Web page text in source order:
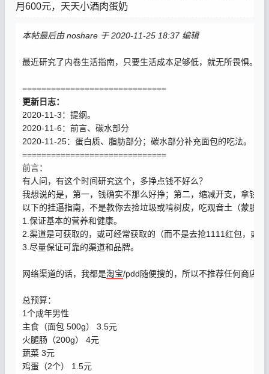
月600元，天天小酒肉蛋奶
本帖最后由 noshare 于 2020-11-25 18:37 编辑
最近研究了内卷生活指南，只要生活成本足够低，就无所畏惧。
==============================
更新日志：
2020-11-3：提纲。
2020-11-6：前言、碳水部分
2020-11-25：蛋白质、脂肪部分；碳水部分补充面包的吃法。
==============================
前言：
有人问，有这个时间研究这个，多挣点钱不好么？
我想说的是，第一，钱确实不那么好挣；第二，缩减开支，拿钱
以下的挂逼指南，不是教你去捡垃圾或啃树皮，吃观音土（蒙脱石
1.保证基本的营养和健康。
2.渠道是可获取的，或可经常获取的（而不是去抢1111红包，或抽
3.尽量保证可靠的渠道和品牌。
网络渠道的话，我都是淘宝/pdd随便搜的，所以不推荐任何商店。
总预算：
1个成年男性
主食（面包 500g） 3.5元
火腿肠（200g） 4元
蔬菜 3元
鸡蛋（2个） 1.5元